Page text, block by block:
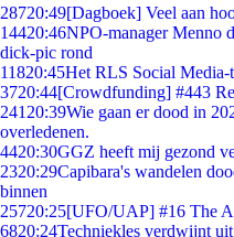
28720:49[Dagboek] Veel aan
14420:46NPO-manager Menno
dick-pic rond
11820:45Het RLS Social
3720:44[Crowdfunding] #443
241 20:39Wie gaan er dood in
overledenen.
4420:30GGZ heeft mij gezond
2320:29Capibara's wandelen
binnen
25720:25[UFO/UAP] #16 The
6820:24Techniekles verdwijnt